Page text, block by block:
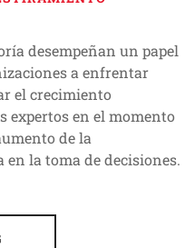
desempeñan un papel
a enfrentar
el crecimiento
expertos en el momento
de la
la toma de decisiones.